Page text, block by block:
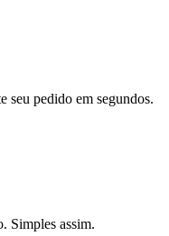
seu pedido em segundos.
Simples assim.